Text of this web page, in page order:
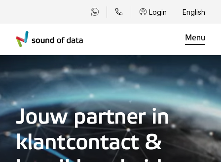
Login English
Menu
Jouw partner in
klantcontact &